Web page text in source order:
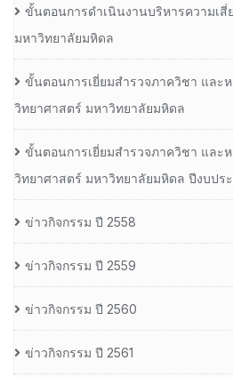
ขั้นตอนการดำเนินงานบริหารความเ
มหาวิทยาลัยมหิดล
ขั้นตอนการเยี่ยมสำรวจภาควิชา และ
วิทยาศาสตร์ มหาวิทยาลัยมหิดล
ขั้นตอนการเยี่ยมสำรวจภาควิชา และ
วิทยาศาสตร์ มหาวิทยาลัยมหิดล ปีงบปร
ข่าวกิจกรรม ปี 2558
ข่าวกิจกรรม ปี 2559
ข่าวกิจกรรม ปี 2560
ข่าวกิจกรรม ปี 2561